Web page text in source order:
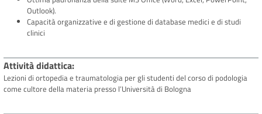
Outlook).
Capacità organizzative e di gestione di database medici e di studi
clinici
Attività didattica
Lezioni di ortopedia e traumatologia per gli studenti del corso di podologia
come cultore della materia presso l’Università di Bologna